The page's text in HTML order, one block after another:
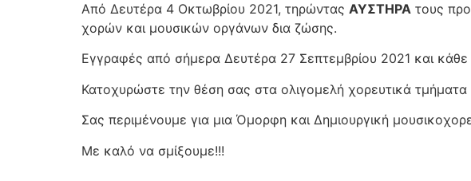
Από Δευτέρα 4 Οκτωβρίου 2021, τηρώντας ΑΥΣΤΗΡΑ τους
χορών και μουσικών οργάνων δια ζώσης.
Εγγραφές από σήμερα Δευτέρα 27 Σεπτεμβρίου 2021 και
Κατοχυρώστε την θέση σας στα ολιγομελή χορευτικά τμήματα
Σας περιμένουμε για μια Όμορφη και Δημιουργική
Με καλό να σμίξουμε!!!